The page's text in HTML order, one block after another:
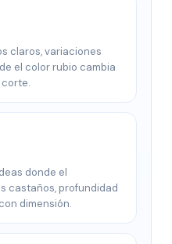
claros, variaciones
el color rubio cambia
donde el
castaños, profundidad
dimensión.